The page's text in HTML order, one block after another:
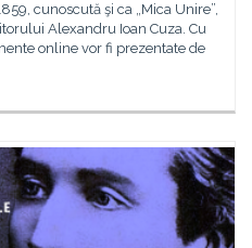
cunoscută şi ca „Mica Unire”,
Alexandru Ioan Cuza. Cu
online vor fi prezentate de